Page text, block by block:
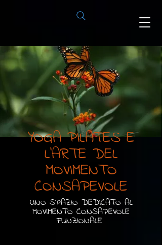
YOGA PILATES E
L'ARTE DEL
MOVIMENTO
CONSAPEVOLE
UNO SPAZIO DEDICATO AL
MOVIMENTO CONSAPEVOLE
FUNZIONALE